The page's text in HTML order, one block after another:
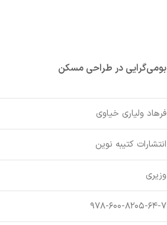
بومی‌گرایی در طراحی مسکن
فرهاد ولیاری خیاوی
انتشارات کتیبه نوین
وزیری
۹۷۸-۶۰۰-۸۲۰۵-۶۴-۷